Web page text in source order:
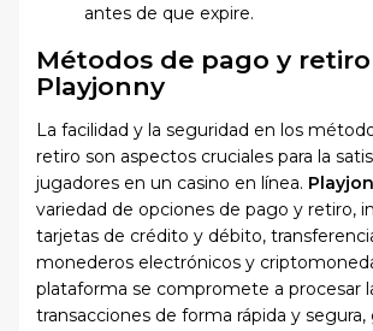
antes de que expire.
Métodos de pago y
Playjonny
La facilidad y la seguridad en los
retiro son aspectos cruciales para la
jugadores en un casino en línea.
variedad de opciones de pago y retiro,
tarjetas de crédito y débito,
monederos electrónicos y
plataforma se compromete a procesar
transacciones de forma rápida y segura,